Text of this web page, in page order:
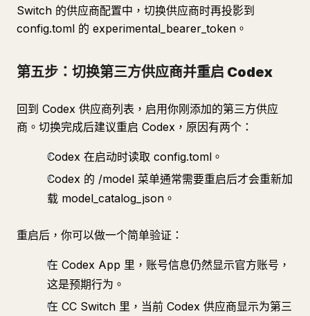
Switch 的供应商配置中，切换供应商时再投影到
config.toml 的 experimental_bearer_token。
第五步：切换第三方供应商并重启 Codex
回到 Codex 供应商列表，启用你刚添加的第三方供应
商。切换完成后建议重启 Codex，原因有两个：
Codex 在启动时读取 config.toml。
Codex 的 /model 菜单通常需要重启后才会重新加
载 model_catalog_json。
重启后，你可以做一个简单验证：
在 Codex App 里，账号信息仍然显示官方账号，
这是预期行为。
在 CC Switch 里，当前 Codex 供应商显示为第三